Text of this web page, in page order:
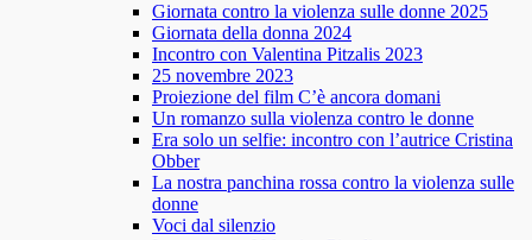
Giornata contro la violenza sulle donne 2025
Giornata della donna 2024
Incontro con Valentina Pitzalis 2023
25 novembre 2023
Proiezione del film C’è ancora domani
Un romanzo sulla violenza contro le donne
Era solo un selfie: incontro con l’autrice Cristina
Obber
La nostra panchina rossa contro la violenza sulle
donne
Voci dal silenzio